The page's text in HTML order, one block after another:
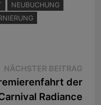
NEUBUCHUNG
NÄCHSTER BEITRAG
der
Radiance